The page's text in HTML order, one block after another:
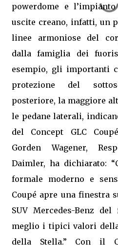
powerdome e
uscite creano, infatti, un
linee armoniose del
dalla famiglia dei
esempio, gli importanti
protezione del
posteriore, la maggiore
le pedane laterali,
del Concept GLC
Gorden Wagener,
Daimler, ha dichiarato:
formale moderno e
Coupé apre una finestra
SUV Mercedes-Benz
meglio i tipici valori
della Stella.” Con il